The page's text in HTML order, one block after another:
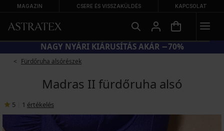
MAGAZIN CSERE ÉS VISSZAKÜLDÉS KAPCSOLAT
NAGY NYÁRI
−20%
Fürdőruha alsórészek
Madras II fürdőruha alsó
5 1 értékelés